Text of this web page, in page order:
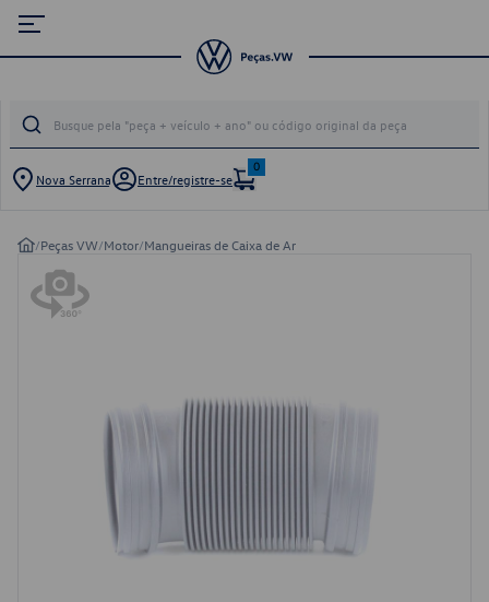
Nova Serrana Entre/registre-se
0
/Peças VW/Motor/Mangueiras de Caixa de Ar